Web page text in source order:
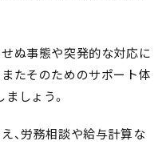
ぬ事態や突発的な対応に
たそのためのサポート体
しょう。
、労務相談や給与計算な